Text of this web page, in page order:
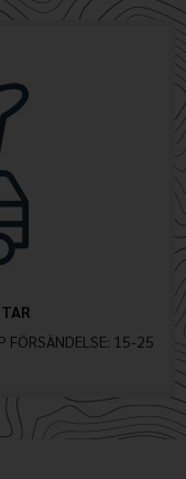
FÖRSÄNDELSE: 15-25